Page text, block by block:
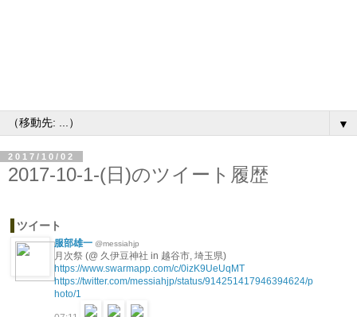
▼
2017/10/02
2017-10-1-(日)のツイート履歴
ツイート
服部雄一 @messiahjp
月次祭 (@ 久伊豆神社 in 越谷市, 埼玉県)
https://www.swarmapp.com/c/0izK9UeUqMT
https://twitter.com/messiahjp/status/914251417946394624/p
hoto/1